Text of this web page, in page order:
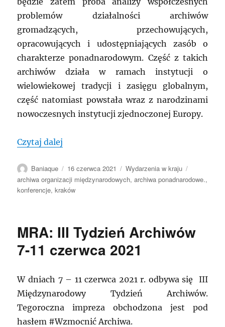
problemów działalności archiwów
gromadzących, przechowujących,
opracowujących i udostępniających zasób o
charakterze ponadnarodowym. Część z takich
archiwów działa w ramach instytucji o
wielowiekowej tradycji i zasięgu globalnym,
część natomiast powstała wraz z narodzinami
nowoczesnych instytucji zjednoczonej Europy.
Czytaj dalej
Autor
Baniaque
Data
publikacji
16 czerwca 2021 Kategorie
Wydarzenia w kraju
archiwa organizacji międzynarodowych,archiwa ponadnarodowe.,
konferencje,kraków
MRA: III Tydzień Archiwów
7-11 czerwca 2021
W dniach 7 – 11 czerwca 2021 r. odbywa się III
Międzynarodowy Tydzień Archiwów.
Tegoroczna impreza obchodzona jest pod
hasłem #Wzmocnić Archiwa.